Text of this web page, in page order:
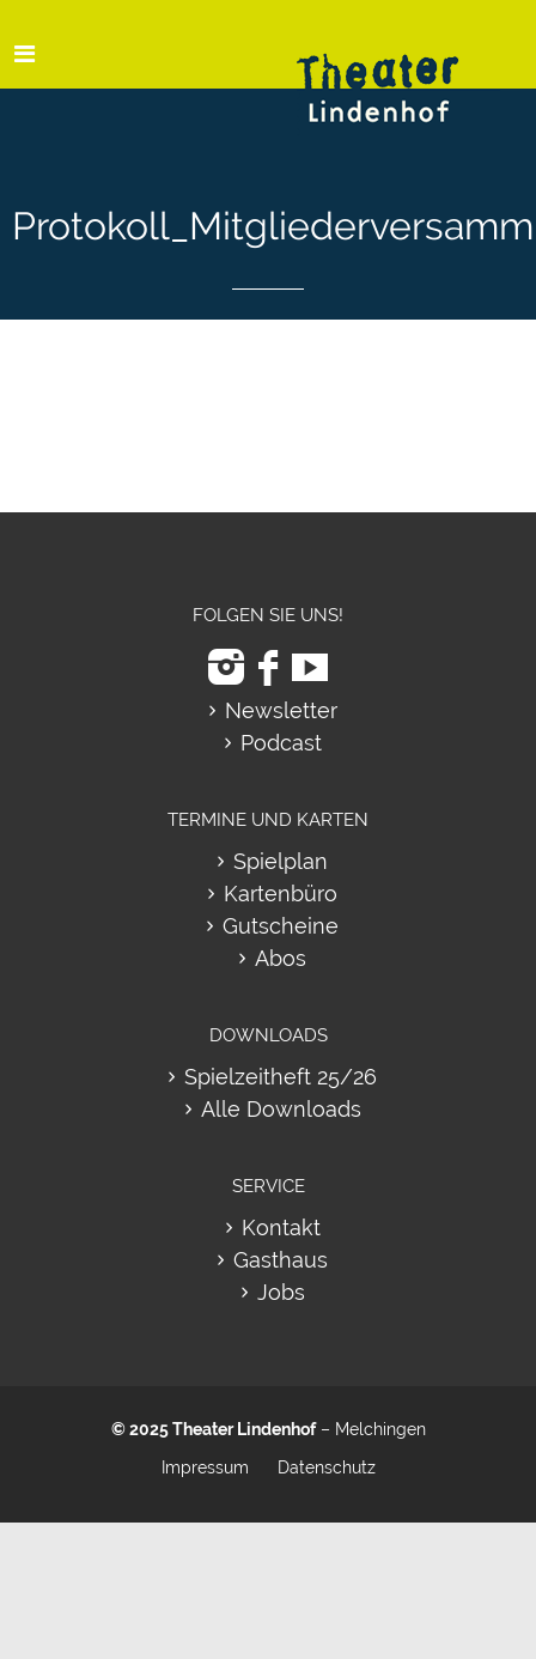
FOLGEN SIE UNS!
Newsletter
Podcast
TERMINE UND KARTEN
Spielplan
Kartenbüro
Gutscheine
Abos
DOWNLOADS
Spielzeitheft 25/26
Alle Downloads
SERVICE
Kontakt
Gasthaus
Jobs
© 2025Theater Lindenhof– Melchingen
Impressum
Datenschutz